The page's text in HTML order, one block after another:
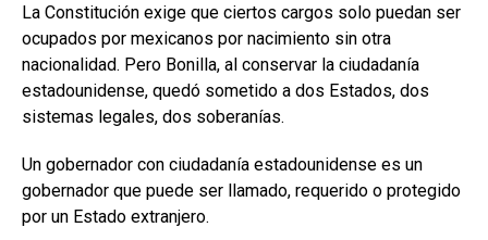
La Constitución exige que ciertos cargos solo puedan ser
ocupados por mexicanos por nacimiento sin otra
nacionalidad. Pero Bonilla, al conservar la ciudadanía
estadounidense, quedó sometido a dos Estados, dos
sistemas legales, dos soberanías.
Un gobernador con ciudadanía estadounidense es un
gobernador que puede ser llamado, requerido o protegido
por un Estado extranjero.